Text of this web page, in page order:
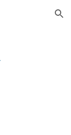
Skip to navigation